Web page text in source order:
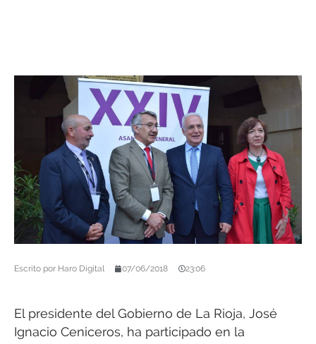
Escrito por Haro Digital 07/06/2018 23:06
El presidente del Gobierno de La Rioja, José
Ignacio Ceniceros, ha participado en la